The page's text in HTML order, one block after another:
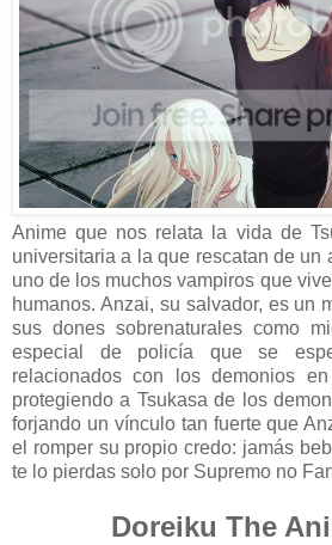
Anime que nos relata la vida de
universitaria a la que rescatan de un
uno de los muchos vampiros que
humanos. Anzai, su salvador, es un
sus dones sobrenaturales como
especial de policía que se
relacionados con los demonios
protegiendo a Tsukasa de los
forjando un vínculo tan fuerte que
el romper su propio credo: jamás
te lo pierdas solo por Supremo no
Doreiku The